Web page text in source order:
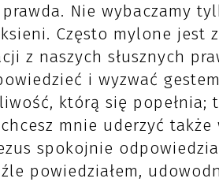
Nie wybaczamy
Często mylone jest
z naszych słusznych
i wyzwać gestem
którą się popełnia;
mnie uderzyć także
spokojnie
powiedziałem,